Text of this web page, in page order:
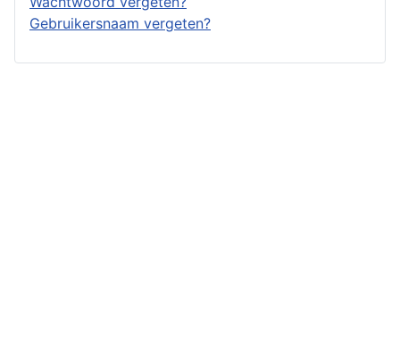
Gebruikersnaam vergeten?